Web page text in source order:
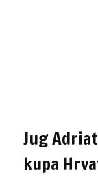
Jug
kupa